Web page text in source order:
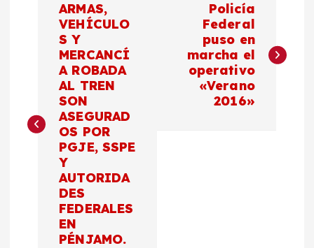
g
ARMAS,
VEHÍCULO
S Y
MERCANCÍ
A ROBADA
AL TREN
SON
ASEGURAD
OS POR
PGJE, SSPE
Y
AUTORIDA
DES
FEDERALES
EN
PÉNJAMO.
Policía
Federal
puso en
marcha el
operativo
«Verano
2016»